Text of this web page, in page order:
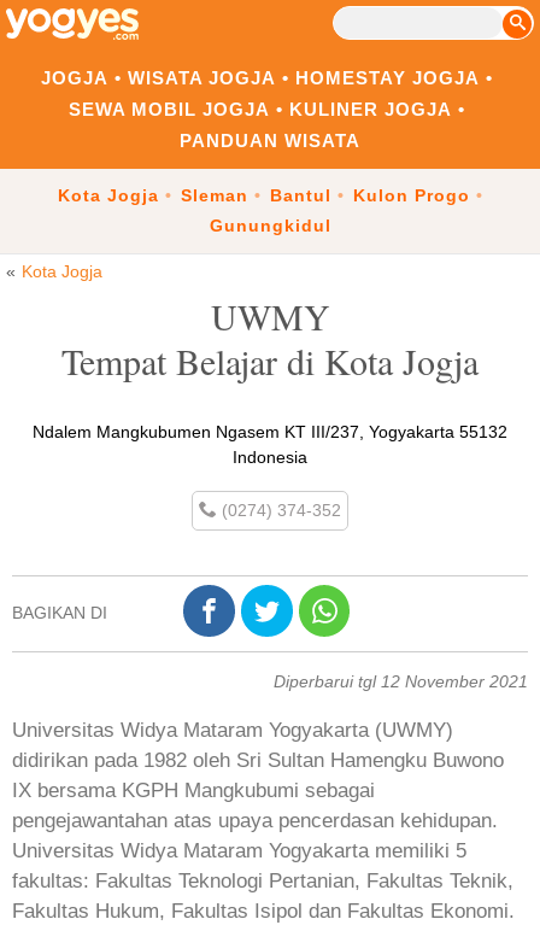
JOGJA WISATA JOGJA
HOMESTAY JOGJA
SEWA MOBIL JOGJA
KULINER JOGJA
PANDUAN WISATA
Kota Jogja Sleman Bantul
Kulon Progo
Gunungkidul
Kota Jogja
UWMY
Tempat Belajar di Kota Jogja
Ndalem Mangkubumen Ngasem KT III/237, Yogyakarta 55132
Indonesia
(0274) 374-352
BAGIKAN DI
Diperbarui tgl 12 November 2021
Universitas Widya Mataram Yogyakarta (UWMY)
didirikan pada 1982 oleh Sri Sultan Hamengku Buwono
IX bersama KGPH Mangkubumi sebagai
pengejawantahan atas upaya pencerdasan kehidupan.
Universitas Widya Mataram Yogyakarta memiliki 5
fakultas: Fakultas Teknologi Pertanian, Fakultas Teknik,
Fakultas Hukum, Fakultas Isipol dan Fakultas Ekonomi.